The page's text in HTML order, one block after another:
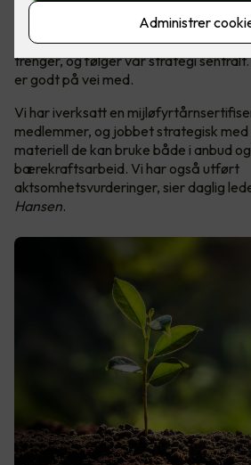
– For mange er dette en helt ny
viktig å sikre at alle våre medlemmer
trenger, og følger vår strategi
er godt på vei med.
Vi har iverksatt en
medlemmer, og jobbet strategisk
materiell de kan bruke både i anbud
bærekraftsarbeid. Vi har også utført
aktsomhetsvurderinger, sier daglig
Hansen.